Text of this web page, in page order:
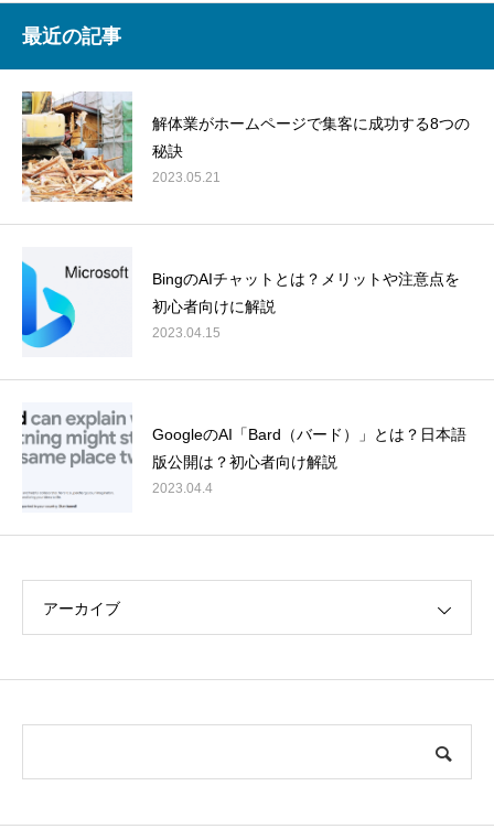
最近の記事
解体業がホームページで集客に成功する8つの
秘訣
2023.05.21
BingのAIチャットとは？メリットや注意点を
初心者向けに解説
2023.04.15
GoogleのAI「Bard（バード）」とは？日本語
版公開は？初心者向け解説
2023.04.4
アーカイブ